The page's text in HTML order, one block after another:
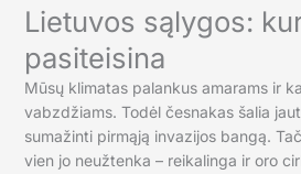
Lietuvos sąlygos:
pasiteisina
Mūsų klimatas palankus amarams ir
vabzdžiams. Todėl česnakas šalia
sumažinti pirmąją invazijos bangą.
vien jo neužtenka – reikalinga ir oro